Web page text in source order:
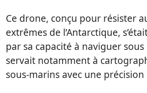
Ce drone, conçu pour résister
extrêmes de l’Antarctique,
par sa capacité à naviguer sous
servait notamment à
sous-marins avec une